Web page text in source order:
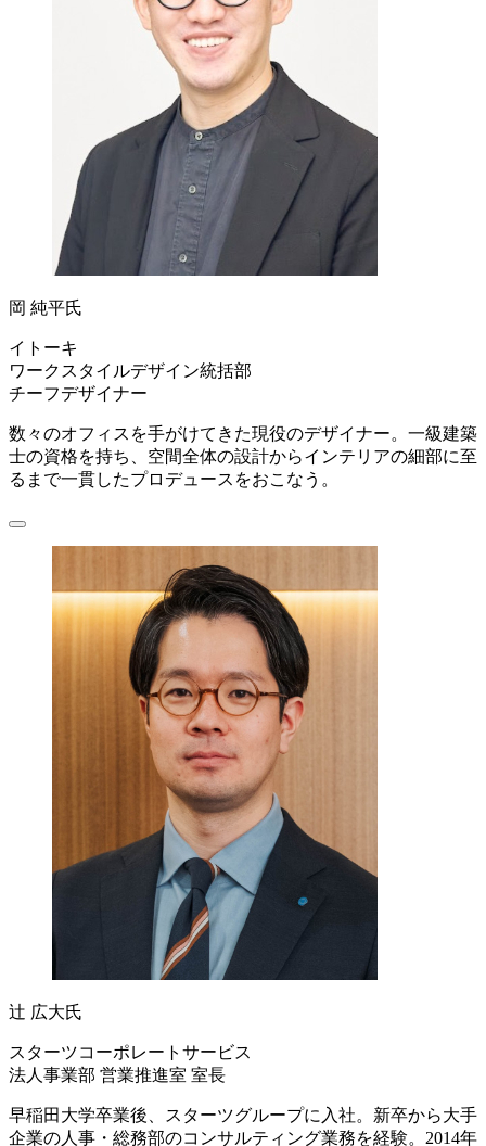
岡 純平氏
イトーキ
ワークスタイルデザイン統括部
チーフデザイナー
数々のオフィスを手がけてきた現役のデザイナー。一級建築
士の資格を持ち、空間全体の設計からインテリアの細部に至
るまで一貫したプロデュースをおこなう。
辻 広大氏
スターツコーポレートサービス
法人事業部 営業推進室 室長
早稲田大学卒業後、スターツグループに入社。新卒から大手
企業の人事・総務部のコンサルティング業務を経験。2014年